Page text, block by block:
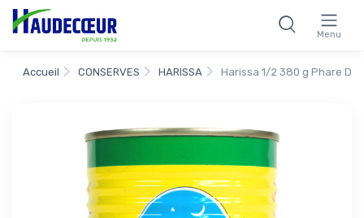
Menu
Accueil CONSERVES HARISSA Harissa 1/2 380 g Phare Du